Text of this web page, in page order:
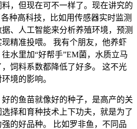
，但现在可不一样了。现在讲究的
种高科技，比如用传感器实时监测
、人工智能来分析养殖环境，预测
精准投喂。 我有个朋友，他养虾
水里加“好帮手”EM菌，水质立马
饲料系数都降低了好多。 这不光
境的影响。
的鱼苗就像好的种子，是高产的关
择和育种技术上下功夫，就是为了
的好品种。 比如罗非鱼，不同品